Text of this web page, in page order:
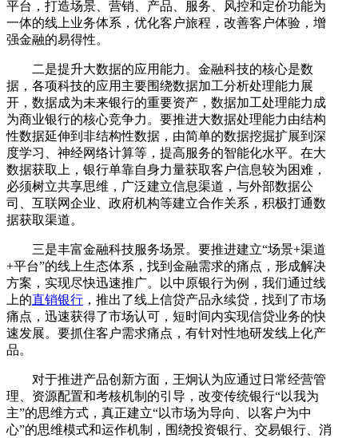
平台，打造场景、营销、产品、服务、风控和定价功能为
一体的线上业务体系，优化客户旅程，改善客户体验，增
强金融的易得性。
二是提升大数据的应用能力。金融科技的核心是数
据，各项科技的应用主要围绕数据加工分析处理能力展
开，数据成为未来银行的重要资产，数据加工处理能力成
为商业银行的核心竞争力。要推进大数据处理能力由结构
性数据延伸到非结构性数据，由简单的数据挖掘扩展到深
度学习、神经网络计算等，提高服务的智能化水平。在大
数据获取上，银行单靠自身力量获取客户信息较为困难，
必须树立共享思维，广泛建立信息渠道，与外部数据公
司、互联网企业、政府机构等建立合作关系，积极打通数
据获取渠道。
三是丰富金融科技服务场景。要推进建立“场景+渠道
+平台”的线上生态体系，找到金融需求的痛点，形成解决
方案，实现尽快迅速推广。以中原银行为例，我们通过线
上的直销银行 ，推出了线上信贷产品永续贷，找到了市场
痛点，迅速获得了市场认可，短时间内实现信贷业务的快
速发展。要抓住客户需求痛点，有针对性地研发线上化产
品。
对于推进产品创新方面，王炯认为应通过日常经营管
理、资源配置和考核机制的引导，改变传统银行“以我为
主”的思维方式，真正建立“以市场为导向、以客户为中
心”的思维模式和运作机制，围绕投资银行、交易银行、消